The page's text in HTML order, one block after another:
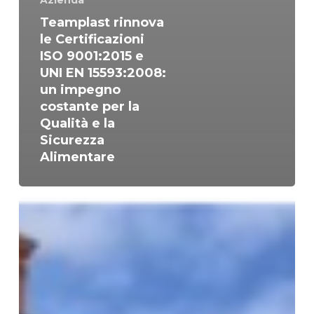
Teamplast rinnova
le Certificazioni
ISO 9001:2015 e
UNI EN 15593:2008:
un impegno
costante per la
Qualità e la
Sicurezza
Alimentare
Teamplast
rinnova
il
suo